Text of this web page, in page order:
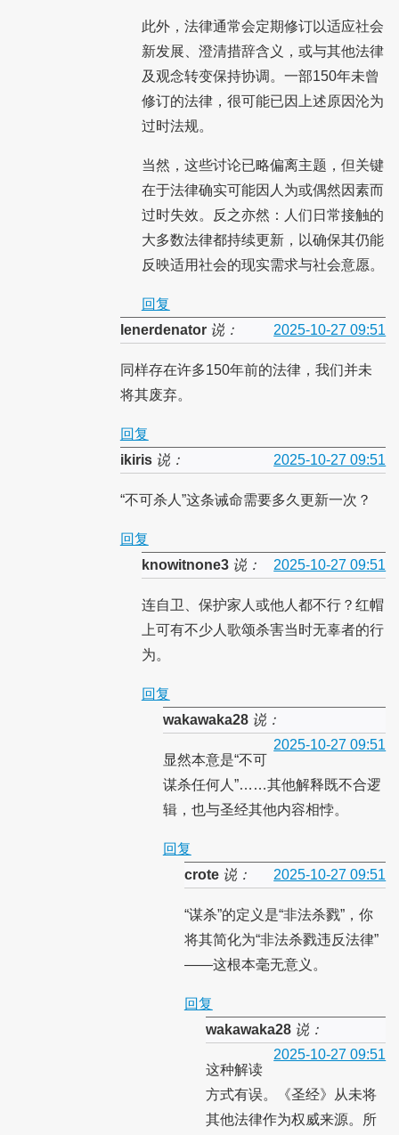
此外，法律通常会定期修订以适应社会
新发展、澄清措辞含义，或与其他法律
及观念转变保持协调。一部150年未曾
修订的法律，很可能已因上述原因沦为
过时法规。
当然，这些讨论已略偏离主题，但关键
在于法律确实可能因人为或偶然因素而
过时失效。反之亦然：人们日常接触的
大多数法律都持续更新，以确保其仍能
反映适用社会的现实需求与社会意愿。
回复
lenerdenator说： 2025-10-27 09:51
同样存在许多150年前的法律，我们并未
将其废弃。
回复
ikiris说： 2025-10-27 09:51
“不可杀人”这条诫命需要多久更新一次？
回复
knowitnone3说： 2025-10-27 09:51
连自卫、保护家人或他人都不行？红帽
上可有不少人歌颂杀害当时无辜者的行
为。
回复
wakawaka28说：
2025-10-27 09:51
显然本意是“不可
谋杀任何人”……其他解释既不合逻
辑，也与圣经其他内容相悖。
回复
crote说： 2025-10-27 09:51
“谋杀”的定义是“非法杀戮”，你
将其简化为“非法杀戮违反法律”
——这根本毫无意义。
回复
wakawaka28说：
2025-10-27 09:51
这种解读
方式有误。《圣经》从未将
其他法律作为权威来源。所